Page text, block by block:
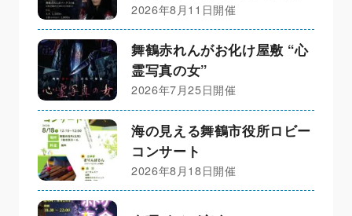
2026年8月11日開催
舞鶴赤れんがお化け屋敷 “心
霊写真の女”
2026年7月25日開催
海の見える舞鶴市役所ロビー
コンサート
2026年8月18日開催